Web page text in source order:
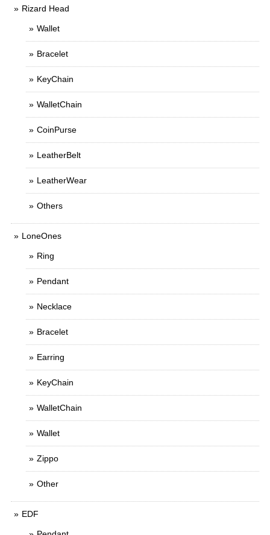
Rizard Head
Wallet
Bracelet
KeyChain
WalletChain
CoinPurse
LeatherBelt
LeatherWear
Others
LoneOnes
Ring
Pendant
Necklace
Bracelet
Earring
KeyChain
WalletChain
Wallet
Zippo
Other
EDF